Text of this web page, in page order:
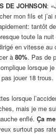
DE JOHNSON:
mon fils et j’ai
tantôt
toute la
en vitesse au
à80%. Pas de
lorsque
jouer 18 trous.
lorsque
mais je me
enflé.Ça
surtout pas